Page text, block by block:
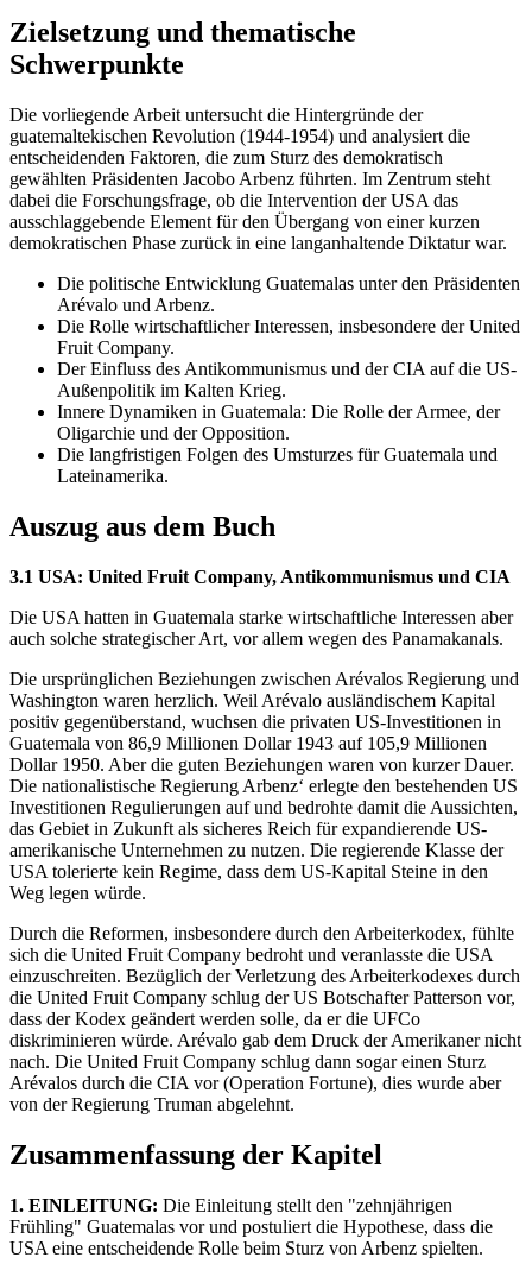
Zielsetzung und thematische
Schwerpunkte
Die vorliegende Arbeit untersucht die Hintergründe der
guatemaltekischen Revolution (1944-1954) und analysiert die
entscheidenden Faktoren, die zum Sturz des demokratisch
gewählten Präsidenten Jacobo Arbenz führten. Im Zentrum steht
dabei die Forschungsfrage, ob die Intervention der USA das
ausschlaggebende Element für den Übergang von einer kurzen
demokratischen Phase zurück in eine langanhaltende Diktatur war.
Die politische Entwicklung Guatemalas unter den Präsidenten
Arévalo und Arbenz.
Die Rolle wirtschaftlicher Interessen, insbesondere der United
Fruit Company.
Der Einfluss des Antikommunismus und der CIA auf die US-
Außenpolitik im Kalten Krieg.
Innere Dynamiken in Guatemala: Die Rolle der Armee, der
Oligarchie und der Opposition.
Die langfristigen Folgen des Umsturzes für Guatemala und
Lateinamerika.
Auszug aus dem Buch
3.1 USA: United Fruit Company, Antikommunismus und CIA
Die USA hatten in Guatemala starke wirtschaftliche Interessen aber
auch solche strategischer Art, vor allem wegen des Panamakanals.
Die ursprünglichen Beziehungen zwischen Arévalos Regierung und
Washington waren herzlich. Weil Arévalo ausländischem Kapital
positiv gegenüberstand, wuchsen die privaten US-Investitionen in
Guatemala von 86,9 Millionen Dollar 1943 auf 105,9 Millionen
Dollar 1950. Aber die guten Beziehungen waren von kurzer Dauer.
Die nationalistische Regierung Arbenz‘ erlegte den bestehenden US
Investitionen Regulierungen auf und bedrohte damit die Aussichten,
das Gebiet in Zukunft als sicheres Reich für expandierende US-
amerikanische Unternehmen zu nutzen. Die regierende Klasse der
USA tolerierte kein Regime, dass dem US-Kapital Steine in den
Weg legen würde.
Durch die Reformen, insbesondere durch den Arbeiterkodex, fühlte
sich die United Fruit Company bedroht und veranlasste die USA
einzuschreiten. Bezüglich der Verletzung des Arbeiterkodexes durch
die United Fruit Company schlug der US Botschafter Patterson vor,
dass der Kodex geändert werden solle, da er die UFCo
diskriminieren würde. Arévalo gab dem Druck der Amerikaner nicht
nach. Die United Fruit Company schlug dann sogar einen Sturz
Arévalos durch die CIA vor (Operation Fortune), dies wurde aber
von der Regierung Truman abgelehnt.
Zusammenfassung der Kapitel
1. EINLEITUNG: Die Einleitung stellt den "zehnjährigen
Frühling" Guatemalas vor und postuliert die Hypothese, dass die
USA eine entscheidende Rolle beim Sturz von Arbenz spielten.